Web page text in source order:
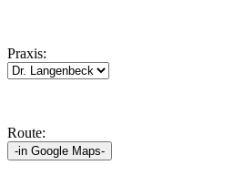
Praxis:
Route:
-in Google Maps-